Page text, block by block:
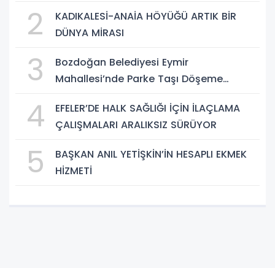
2
KADIKALESİ-ANAİA HÖYÜĞÜ ARTIK BİR
DÜNYA MİRASI
3
Bozdoğan Belediyesi Eymir
Mahallesi’nde Parke Taşı Döşeme
4
EFELER’DE HALK SAĞLIĞI İÇİN İLAÇLAMA
ÇALIŞMALARI ARALIKSIZ SÜRÜYOR
5
BAŞKAN ANIL YETİŞKİN’İN HESAPLI EKMEK
HİZMETİ